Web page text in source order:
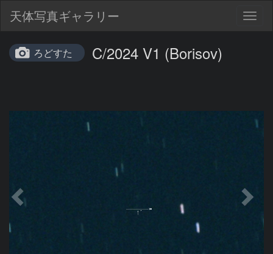
天体写真ギャラリー
ろどすた C/2024 V1 (Borisov)